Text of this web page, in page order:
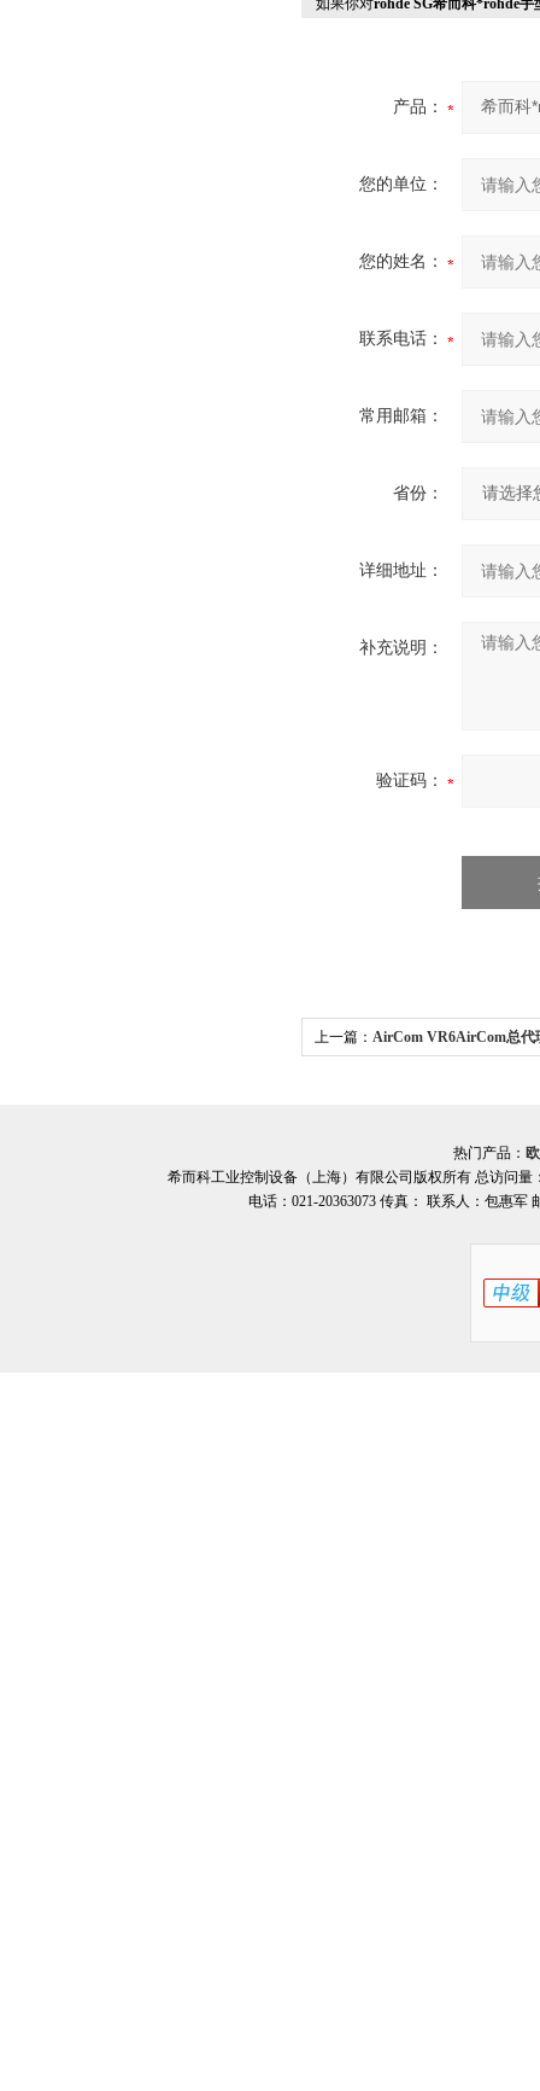
如果你对rohde SG希而科*rohde手
产品：
您的单位：
您的姓名：
联系电话：
常用邮箱：
省份：
详细地址：
补充说明：
验证码：
上一篇： AirCom VR6AirCom总代
热门产品：
希而科工业控制设备（上海）有限公司版权所有 总访问量
电话：021-20363073 传真： 联系人：包惠军